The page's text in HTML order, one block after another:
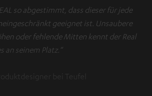
so abgestimmt, dass dieser für jede
geeignet ist. Unsaubere
oder fehlende Mitten kennt der Real
an seinem Platz.“
bei Teufel